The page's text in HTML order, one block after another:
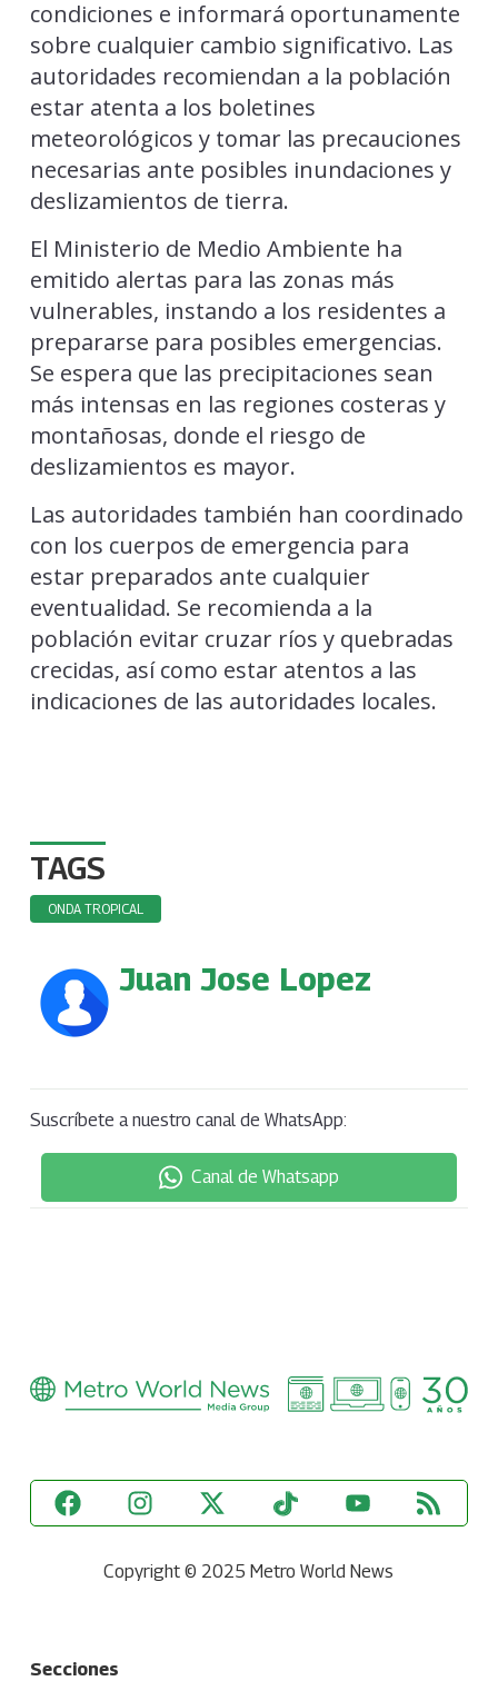
condiciones e informará oportunamente
sobre cualquier cambio significativo. Las
autoridades recomiendan a la población
estar atenta a los boletines
meteorológicos y tomar las precauciones
necesarias ante posibles inundaciones y
deslizamientos de tierra.
El Ministerio de Medio Ambiente ha
emitido alertas para las zonas más
vulnerables, instando a los residentes a
prepararse para posibles emergencias.
Se espera que las precipitaciones sean
más intensas en las regiones costeras y
montañosas, donde el riesgo de
deslizamientos es mayor.
Las autoridades también han coordinado
con los cuerpos de emergencia para
estar preparados ante cualquier
eventualidad. Se recomienda a la
población evitar cruzar ríos y quebradas
crecidas, así como estar atentos a las
indicaciones de las autoridades locales.
TAGS
ONDA TROPICAL
Juan Jose Lopez
Suscríbete a nuestro canal de WhatsApp:
Canal de Whatsapp
Copyright © 2025 Metro World News
Secciones